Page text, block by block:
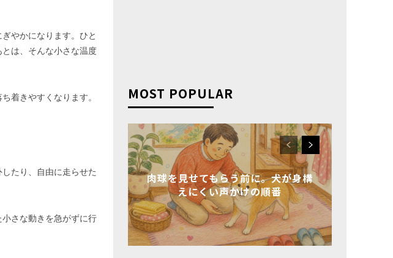
やかになります。ひと
は、そんな小さな温度
着きやすくなります。
たり、自由に走らせた
さな動きを急がずに行
MOST POPULAR
肉球を見せてもらう前に。犬が身構
えにくい声かけの順番